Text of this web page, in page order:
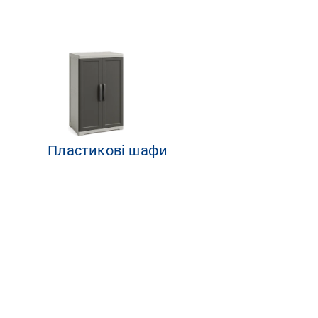
Пластикові шафи